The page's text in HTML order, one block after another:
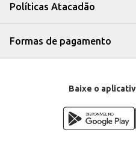
Políticas Atacadão
Formas de pagamento
Baixe o